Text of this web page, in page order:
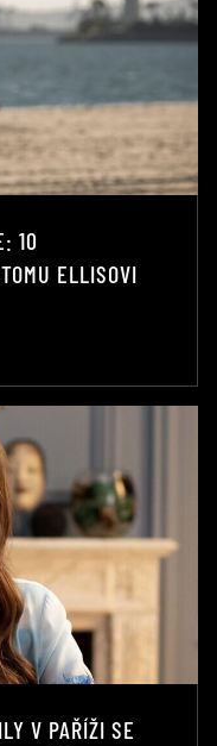
10
ELLISOVI
V PAŘÍŽI SE